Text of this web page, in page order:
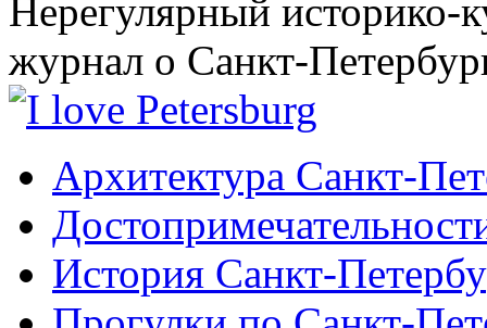
Нерегулярный историко-
журнал о Санкт-
Архитектура Санкт-
История Санкт-